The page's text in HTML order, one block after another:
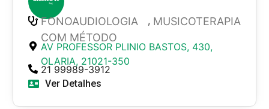
FONOAUDIOLOGIA
COM MÉTODO
, MUSICOTERAPIA
AV PROFESSOR PLINIO BASTOS, 430,
OLARIA, 21021-350
21 99989-3912
Ver Detalhes